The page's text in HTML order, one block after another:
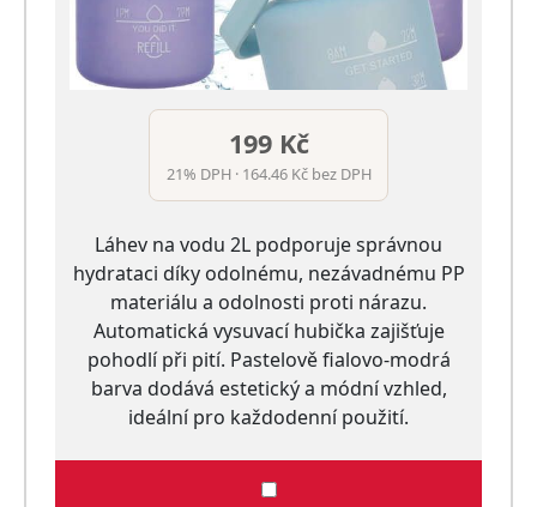
199 Kč
21% DPH · 164.46 Kč bez DPH
Láhev na vodu 2L podporuje správnou
hydrataci díky odolnému, nezávadnému PP
materiálu a odolnosti proti nárazu.
Automatická vysuvací hubička zajišťuje
pohodlí při pití. Pastelově fialovo-modrá
barva dodává estetický a módní vzhled,
ideální pro každodenní použití.